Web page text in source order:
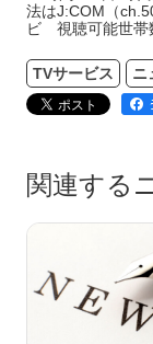
法はJ:COM（
ビ 視聴可能世帯
TVサービス ニ
関連する